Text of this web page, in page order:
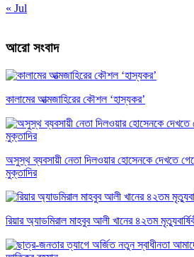
« Jul
আরো সংবাদ
কালামের আত্মজাহিরের কৌশল ‘হাস্যকর’
অসুস্থ ব্যবসায়ী নেতা দিলওয়ার হোসেনকে দেখতে
মুক্তাদির
রিয়ার অ্যাডমিরাল মাহবুব আলী খানের ৪২তম